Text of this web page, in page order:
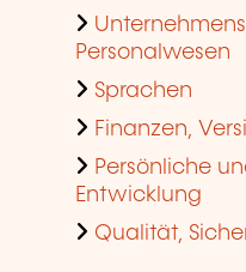
Personalwesen
Sprachen
Finanzen,
Persönliche
Entwicklung
Qualität,